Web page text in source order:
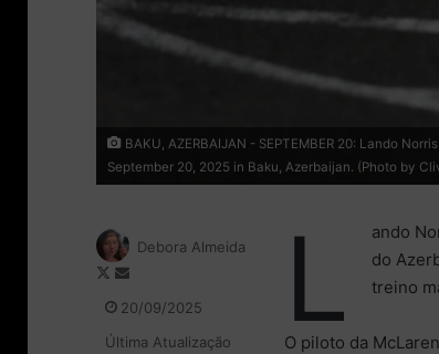
BAKU, AZERBAIJAN - SEPTEMBER 20: Lando
September 20, 2025 in Baku, Azerbaijan. (Photo by
L
ando
do
treino
O piloto da
Debora Almeida
F
l
d
20/09/2025
Última Atualização